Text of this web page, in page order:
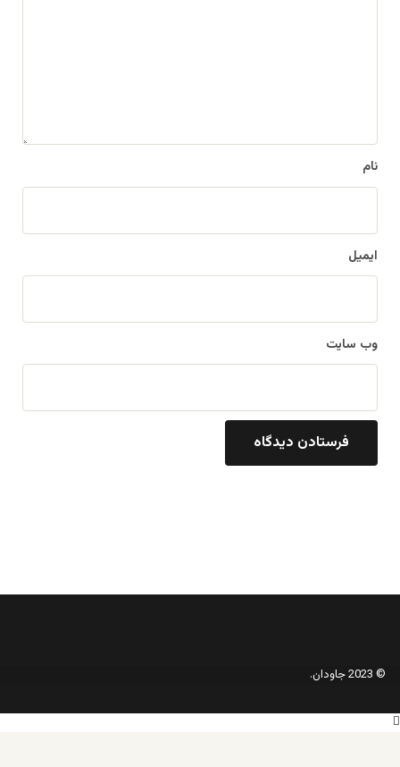
نام
ایمیل
وب‌ سایت
© 2023 جاودان.